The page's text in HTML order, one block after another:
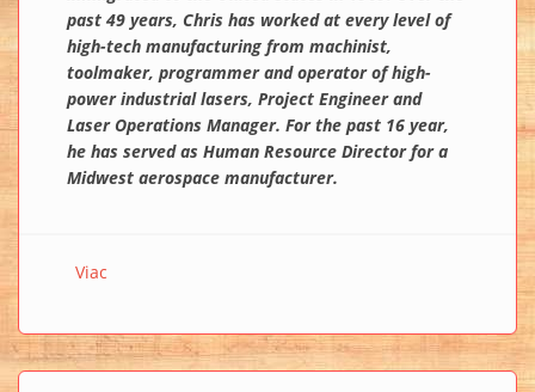
past 49 years, Chris has worked at every level of
high-tech manufacturing from machinist,
toolmaker, programmer and operator of high-
power industrial lasers, Project Engineer and
Laser Operations Manager. For the past 16 year,
he has served as Human Resource Director for a
Midwest aerospace manufacturer.
Viac